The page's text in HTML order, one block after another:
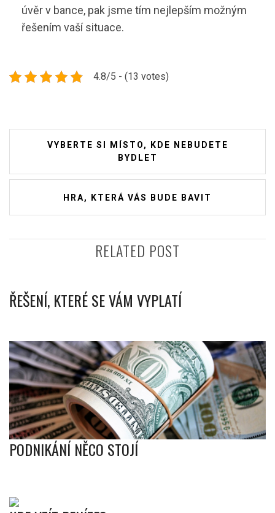
úvěr v bance, pak jsme tím nejlepším možným
řešením vaší situace.
4.8/5 - (13 votes)
Navigace
příspěvek
VYBERTE SI MÍSTO, KDE NEBUDETE
BYDLET
HRA, KTERÁ VÁS BUDE BAVIT
RELATED POST
ŘEŠENÍ, KTERÉ SE VÁM VYPLATÍ
PODNIKÁNÍ NĚCO STOJÍ